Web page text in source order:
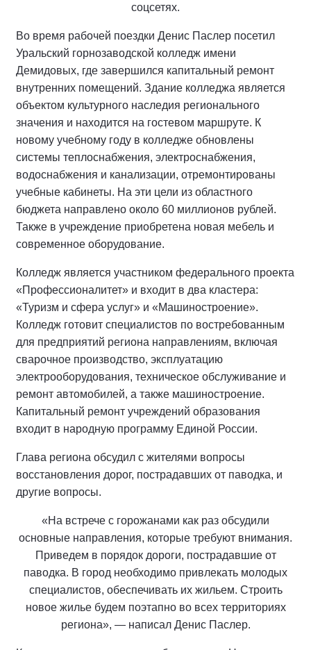
соцсетях.
Во время рабочей поездки Денис Паслер посетил
Уральский горнозаводской колледж имени
Демидовых, где завершился капитальный ремонт
внутренних помещений. Здание колледжа является
объектом культурного наследия регионального
значения и находится на гостевом маршруте. К
новому учебному году в колледже обновлены
системы теплоснабжения, электроснабжения,
водоснабжения и канализации, отремонтированы
учебные кабинеты. На эти цели из областного
бюджета направлено около 60 миллионов рублей.
Также в учреждение приобретена новая мебель и
современное оборудование.
Колледж является участником федерального проекта
«Профессионалитет» и входит в два кластера:
«Туризм и сфера услуг» и «Машиностроение».
Колледж готовит специалистов по востребованным
для предприятий региона направлениям, включая
сварочное производство, эксплуатацию
электрооборудования, техническое обслуживание и
ремонт автомобилей, а также машиностроение.
Капитальный ремонт учреждений образования
входит в народную программу Единой России.
Глава региона обсудил с жителями вопросы
восстановления дорог, пострадавших от паводка, и
другие вопросы.
«На встрече с горожанами как раз обсудили
основные направления, которые требуют внимания.
Приведем в порядок дороги, пострадавшие от
паводка. В город необходимо привлекать молодых
специалистов, обеспечивать их жильем. Строить
новое жилье будем поэтапно во всех территориях
региона», — написал Денис Паслер.